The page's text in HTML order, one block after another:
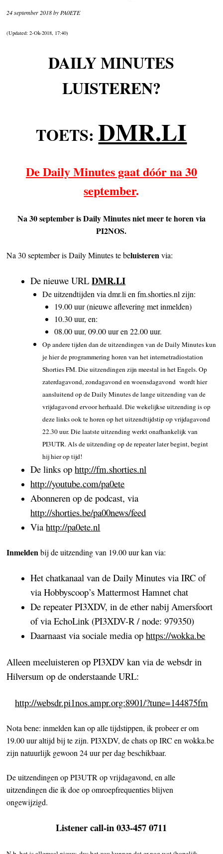
24 september 2018by PA0ETE
(Updated: 2-Ok-2018, 17:40)
DAILY MINUTES
LUISTEREN?
TOETS:DMR.LI
De Daily Minutes gaat dóór na 30
september.
Na 30 september is Daily Minutes niet meer te horen via
PI2NOS.
Na 30 september is Daily Minutes te beluisterenvia:
De nieuwe URLDMR.LI
De uitzendtijden via dmr.li en fm.shorties.nl zijn:
19.00 uur (nieuwe aflevering met inmelden)
10.30 uur, en:
08.00 uur, 09.00 uur en 22.00 uur.
Op andere tijden dan de uitzendingen van de Daily Minutes kun
je hier de programmering horen van het internetradiostation
Shorties FM. Die uitzendingen zijn meestal in het Engels. Op
zaterdagavond, zondagavond en woensdagavond wordt hier
aansluitend op de Daily Minutes de lange uitzending van de
vrijdagavond ervoor herhaald. Die wekelijkse uitzending is op
deze links ook te horen op het uitzendtijdstip op vrijdagavond
22.30 uur. Die laatste uitzending werkt onafhankelijk van
PI3UTR. Als de uitzending op de repeater later begint, begint
hij hier op tijd!
De links ophttp://fm.shorties.nl
http://youtube.com/pa0ete
Abonneren op de podcast, via
http://shorties.be/pa00news/feed
Viahttp://pa0ete.nl
Inmeldenbij de uitzending van 19.00 uur kan via:
Het chatkanaal van de Daily Minutes via IRC of
via Hobbyscoop’s Mattermost Hamnet chat
De repeater PI3XDV, in de ether nabij Amersfoort
of via EchoLink (PI3XDV-R / node: 979350)
Daarnaast via sociale media ophttps://wokka.be
Alleen meeluisteren op PI3XDV kan via de websdr in
Hilversum op de onderstaande URL:
http://websdr.pi1nos.ampr.org:8901/?tune=144875fm
Nota bene: inmelden kan op alle tijdstippen, ik probeer er om
19.00 uur altijd bij te zijn. PI3XDV, de chats op IRC en wokka.be
zijn natuurlijk gewoon 24 uur per dag beschikbaar.
De uitzendingen op PI3UTR op vrijdagavond, en alle
uitzendingen die ik doe op omroepfrequenties blijven
ongewijzigd.
Listener call-in 033-457 0711